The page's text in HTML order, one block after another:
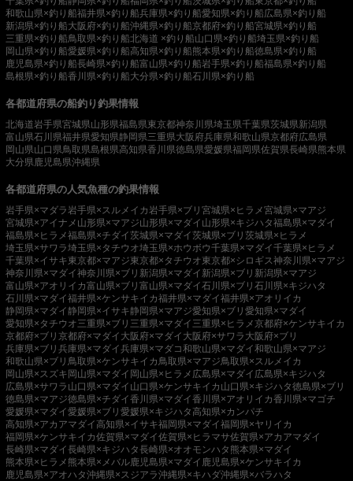
和歌山県×釣り船福井県×釣り船兵庫県×釣り船愛知県×釣り船広島県×釣り船
新潟県×釣り船大阪府×釣り船沖縄県×釣り船京都府×釣り船宮城県×釣り船
三重県×釣り船鳥取県×釣り船北海道 ×釣り船山口県×釣り船埼玉県×釣り船
岡山県×釣り船愛媛県×釣り船高知県×釣り船熊本県×釣り船徳島県×釣り船
鹿児島県×釣り船長崎県×釣り船富山県×釣り船岩手県×釣り船福島県×釣り船
島根県×釣り船香川県×釣り船大分県×釣り船石川県×釣り船
各都道府県の船釣り釣果情報
北海道岩手県宮城県山形県福島県東京都神奈川県埼玉県千葉県茨城県新潟県
富山県石川県福井県愛知県静岡県三重県大阪府兵庫県和歌山県京都府広島県
岡山県山口県鳥取県島根県高知県香川県徳島県愛媛県福岡県佐賀県長崎県熊本県
大分県 鹿児島県沖縄県
各都道府県の人気魚種の釣果情報
岩手県×マダラ 岩手県×スルメイカ 岩手県×ブリ 宮城県×ヒラメ宮城県×マアジ
宮城県×アイナメ 山形県×マアジ山形県×マダイ 山形県×キジハタ福島県×マダイ
福島県×ヒラメ福島県×チダイ茨城県×マダイ茨城県×ブリ 茨城県×ヒラメ
埼玉県×サワラ埼玉県×タチウオ埼玉県×ホウボウ千葉県×マダイ千葉県×ヒラメ
千葉県×イサキ東京都×マアジ東京都×タチウオ東京都×シロギス神奈川県×マアジ
神奈川県×マダイ神奈川県×ブリ 新潟県×マダイ 新潟県×ブリ 新潟県×マアジ
富山県×アオリイカ富山県×ブリ 富山県×マダイ石川県×ブリ 石川県×キジハタ
石川県×マダイ福井県×ケンサキイカ福井県×マダイ福井県×アオリイカ
静岡県×マダイ静岡県×イサキ静岡県×マアジ愛知県×ブリ 愛知県×マダイ
愛知県×タチウオ三重県×ブリ 三重県×マダイ 三重県×ヒラメ京都府×ケンサキイカ
京都府×ブリ 京都府×マダイ 大阪府×マダイ 大阪府×サワラ 大阪府×ブリ
兵庫県×ブリ 兵庫県×マダイ兵庫県×マダコ和歌山県×マダイ和歌山県×マアジ
和歌山県×ブリ 鳥取県×ケンサキイカ 鳥取県×マアジ鳥取県×スルメイカ
岡山県×スズキ岡山県×マダイ 岡山県×ヒラメ 広島県×マダイ 広島県×キジハタ
広島県×サワラ 山口県×マダイ 山口県×ケンサキイカ 山口県×キジハタ徳島県×ブリ
徳島県×マアジ徳島県×チダイ香川県×マダイ香川県×アオリイカ香川県×マゴチ
愛媛県×マダイ愛媛県×ブリ 愛媛県×キジハタ高知県×カンパチ
高知県×アカアマダイ高知県×イサキ福岡県×マダイ福岡県×ヤリイカ
福岡県×ケンサキイカ佐賀県×マダイ佐賀県×ヒラマサ佐賀県×アカアマダイ
長崎県×マダイ長崎県×キジハタ長崎県×オオモンハタ 熊本県×マダイ
熊本県×ヒラメ 熊本県×メバル鹿児島県×マダイ 鹿児島県×ケンサキイカ
鹿児島県×アオハタ沖縄県×スジアラ沖縄県×キハダ沖縄県×バラハタ